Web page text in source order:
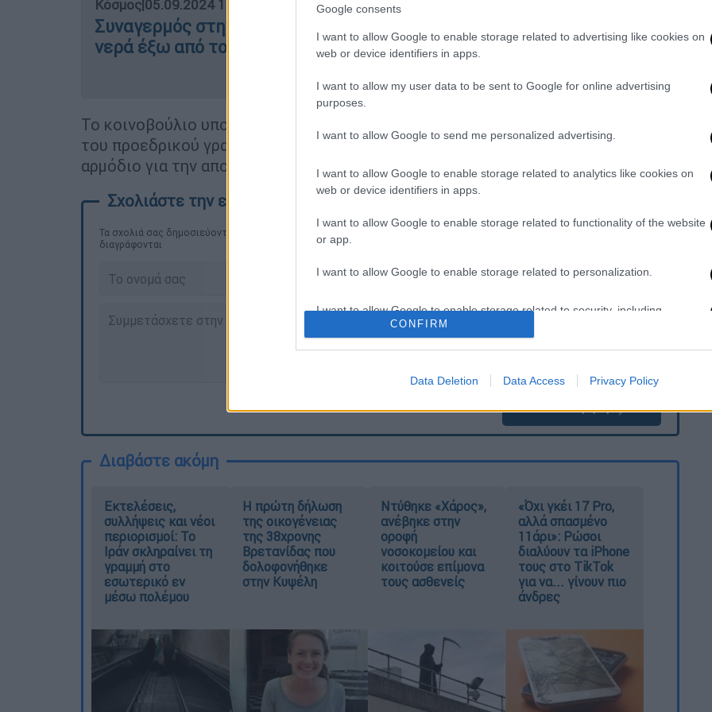
Google consents
I want to allow Google to enable storage related to advertising like cookies on
web or device identifiers in apps.
I want to allow my user data to be sent to Google for online advertising
purposes.
I want to allow Google to send me personalized advertising.
I want to allow Google to enable storage related to analytics like cookies on
web or device identifiers in apps.
I want to allow Google to enable storage related to functionality of the website
or app.
I want to allow Google to enable storage related to personalization.
I want to allow Google to enable storage related to security, including
authentication functionality and fraud prevention, and other user protection.
CONFIRM
Data Deletion Data Access Privacy Policy
Κόσμος|05.09.2024 16:46
Συναγερμός στην Ιταλία: Αγνοείται αγρότης που παρασύρθηκε από τα
νερά έξω από το Τορίνο
Το κοινοβούλιο υποστήριξε επίσης τον
του προεδρικού γραφείου
Ολέξιι Κουλέμπααντιπρόεδρο της κυβέρνησης
αρμόδιο για την αποκατάσταση και τις
περιφερειακές πολιτικές .
Τα σχολιά σας δημοσιεύονται άμεσα με δική σας ευθύνη. Το ΕΘΝΟΣ θα παρεμβαίνει και τα προσβλητικά σχόλια θα
διαγράφονται
καταχώρηση
Διαβάστε ακόμη
Εκτελέσεις,
συλλήψεις και νέοι
περιορισμοί: Το
Ιράν σκληραίνει τη
γραμμή στο
εσωτερικό εν
μέσω πολέμου
Η πρώτη δήλωση
της οικογένειας
της 38χρονης
Βρετανίδας που
δολοφονήθηκε
στην Κυψέλη
Ντύθηκε «Χάρος»,
ανέβηκε στην
οροφή
νοσοκομείου και
κοιτούσε επίμονα
τους ασθενείς
«Όχι γκέι 17 Pro,
αλλά σπασμένο
11άρι»: Ρώσοι
διαλύουν τα iPhone
τους στο TikTok
για να... γίνουν πιο
άνδρες